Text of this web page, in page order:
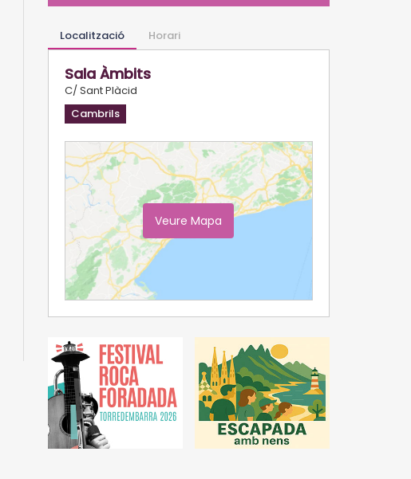
Localització Horari
Sala Àmbits
C/ Sant Plàcid
Cambrils
Veure Mapa